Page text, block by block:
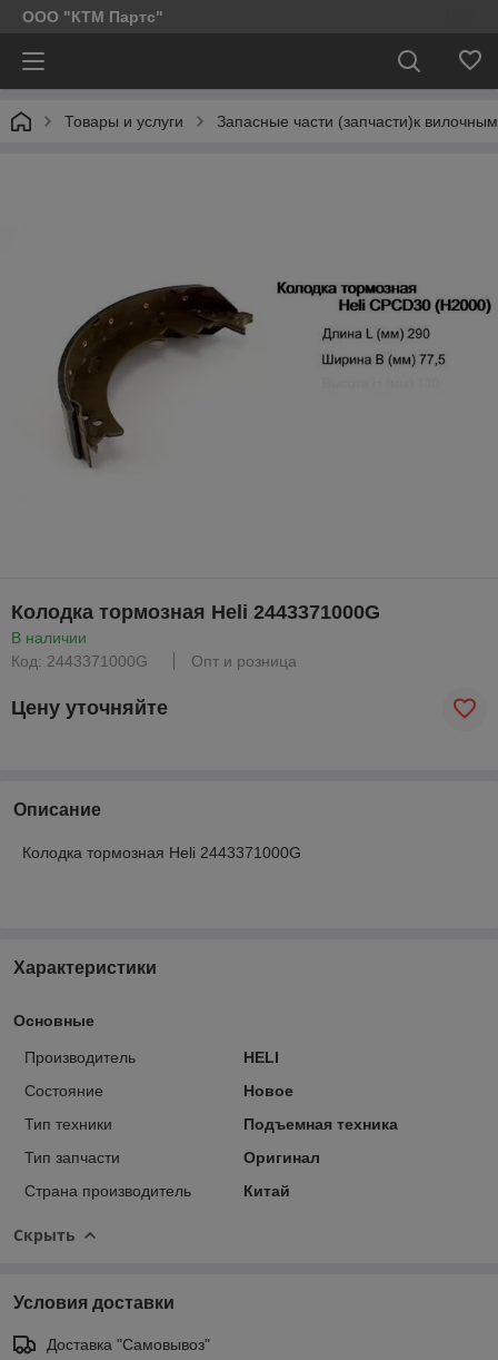
ООО "КТМ Партс"
Товары и услуги Запасные части (запчасти)к
Колодка тормозная Heli 2443371000G
В наличии
Код: 2443371000G
Опт и розница
Цену уточняйте
Описание
Колодка тормозная Heli 2443371000G
Характеристики
Основные
Производитель
HELI
Состояние
Новое
Тип техники
Подъемная техника
Тип запчасти
Оригинал
Страна производитель
Китай
Скрыть
Условия доставки
Доставка "Самовывоз"